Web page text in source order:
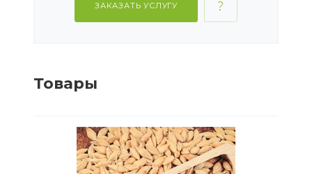
ЗАКАЗАТЬ УСЛУГУ
Товары